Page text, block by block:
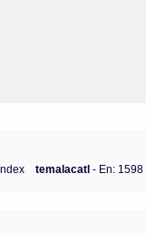
temalacatl- En: 1598